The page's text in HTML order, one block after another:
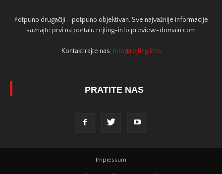
Potpuno drugačiji - potpuno objektivan. Sve najvažnije informacije
saznajte prvi na portalu rejting-info.preview-domain.com
Kontaktirajte nas: info@rejting.info
PRATITE NAS
Impressum